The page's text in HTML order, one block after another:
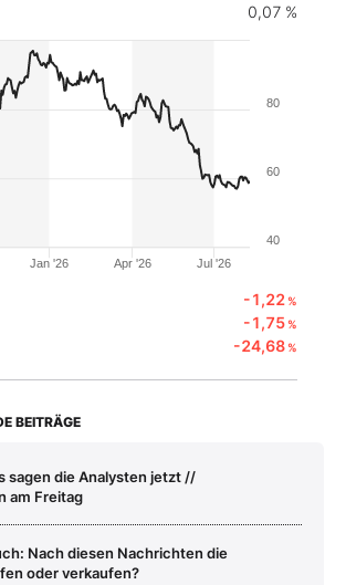
0,07 %
Jan '26 Apr '26 Jul '26
40
60
80
-1,22%
-1,75%
-24,68%
BEITRÄGE
sagen die Analysten jetzt //
am Freitag
Nach diesen Nachrichten die
oder verkaufen?